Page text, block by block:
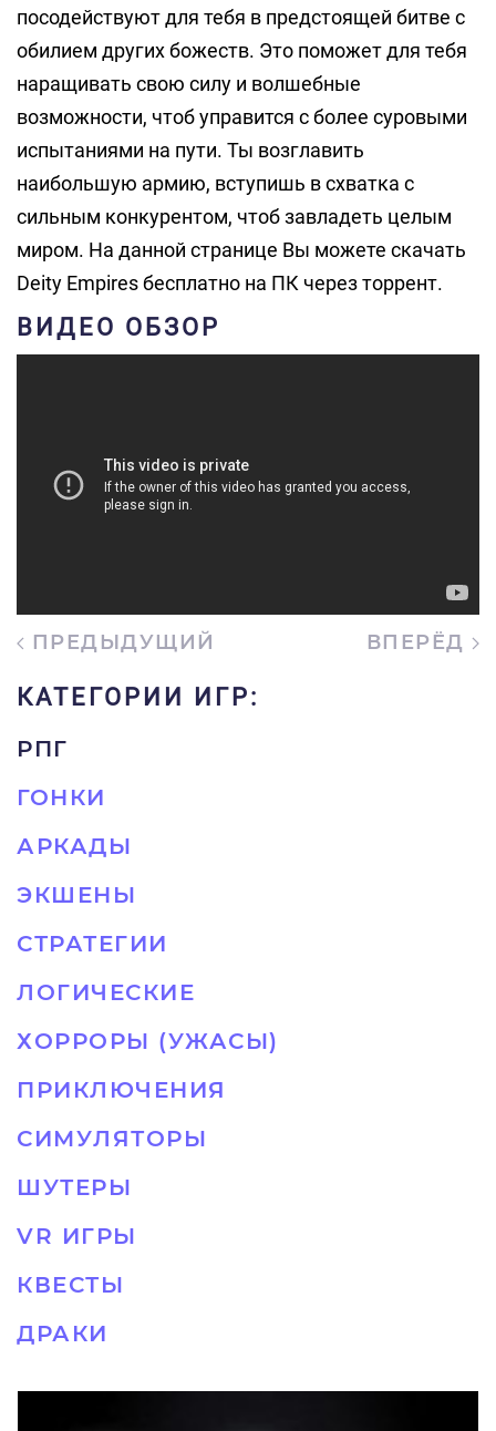
посодействуют для тебя в предстоящей битве с
обилием других божеств. Это поможет для тебя
наращивать свою силу и волшебные
возможности, чтоб управится с более суровыми
испытаниями на пути. Ты возглавить
наибольшую армию, вступишь в схватка с
сильным конкурентом, чтоб завладеть целым
миром. На данной странице Вы можете скачать
Deity Empires бесплатно на ПК через торрент.
ВИДЕО ОБЗОР
ПРЕДЫДУЩИЙ ВПЕРЁД
КАТЕГОРИИ ИГР:
РПГ
ГОНКИ
АРКАДЫ
ЭКШЕНЫ
СТРАТЕГИИ
ЛОГИЧЕСКИЕ
ХОРРОРЫ (УЖАСЫ)
ПРИКЛЮЧЕНИЯ
СИМУЛЯТОРЫ
ШУТЕРЫ
VR ИГРЫ
КВЕСТЫ
ДРАКИ